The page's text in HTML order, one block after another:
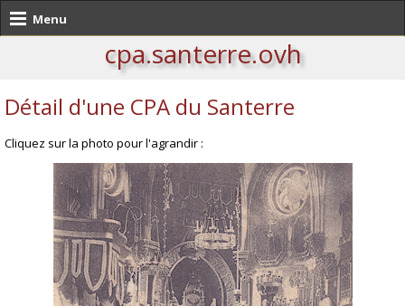
Menu
cpa.santerre.ovh
Détail d'une CPA du Santerre
Cliquez sur la photo pour l'agrandir :